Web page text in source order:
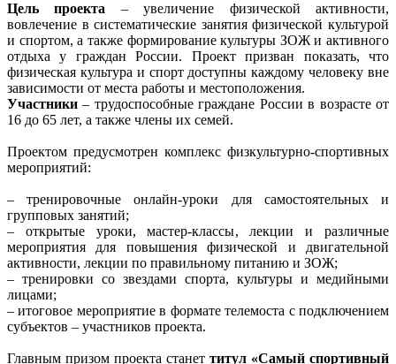
Цель проекта – увеличение физической активности,
вовлечение в систематические занятия физической культурой
и спортом, а также формирование культуры ЗОЖ и активного
отдыха у граждан России. Проект призван показать, что
физическая культура и спорт доступны каждому человеку вне
зависимости от места работы и местоположения.
Участники – трудоспособные граждане России в возрасте от
16 до 65 лет, а также члены их семей.
Проектом предусмотрен комплекс физкультурно-спортивных
мероприятий:
– тренировочные онлайн-уроки для самостоятельных и
групповых занятий;
– открытые уроки, мастер-классы, лекции и различные
мероприятия для повышения физической и двигательной
активности, лекции по правильному питанию и ЗОЖ;
– тренировки со звездами спорта, культуры и медийными
лицами;
– итоговое мероприятие в формате телемоста с подключением
субъектов – участников проекта.
Главным призом проекта станет титул «Самый спортивный